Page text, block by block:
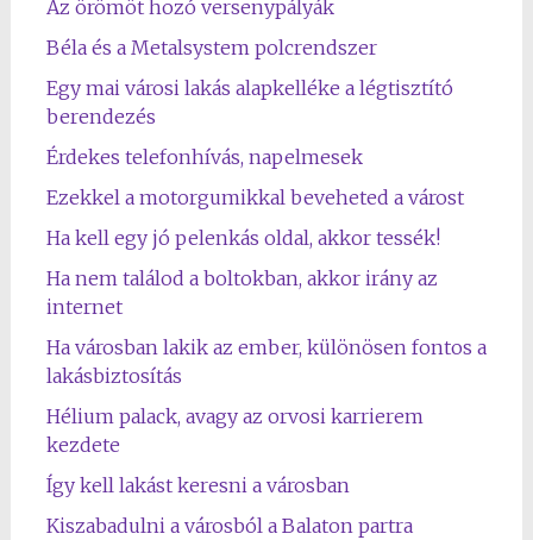
Az örömöt hozó versenypályák
Béla és a Metalsystem polcrendszer
Egy mai városi lakás alapkelléke a légtisztító
berendezés
Érdekes telefonhívás, napelmesek
Ezekkel a motorgumikkal beveheted a várost
Ha kell egy jó pelenkás oldal, akkor tessék!
Ha nem találod a boltokban, akkor irány az
internet
Ha városban lakik az ember, különösen fontos a
lakásbiztosítás
Hélium palack, avagy az orvosi karrierem
kezdete
Így kell lakást keresni a városban
Kiszabadulni a városból a Balaton partra